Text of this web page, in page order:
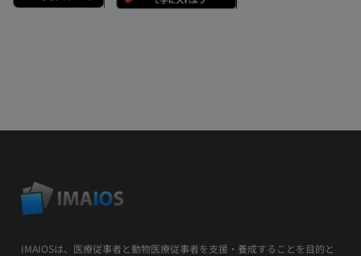
IMAIOSは、医療従事者と動物医療従事者を支援・養成することを目的と